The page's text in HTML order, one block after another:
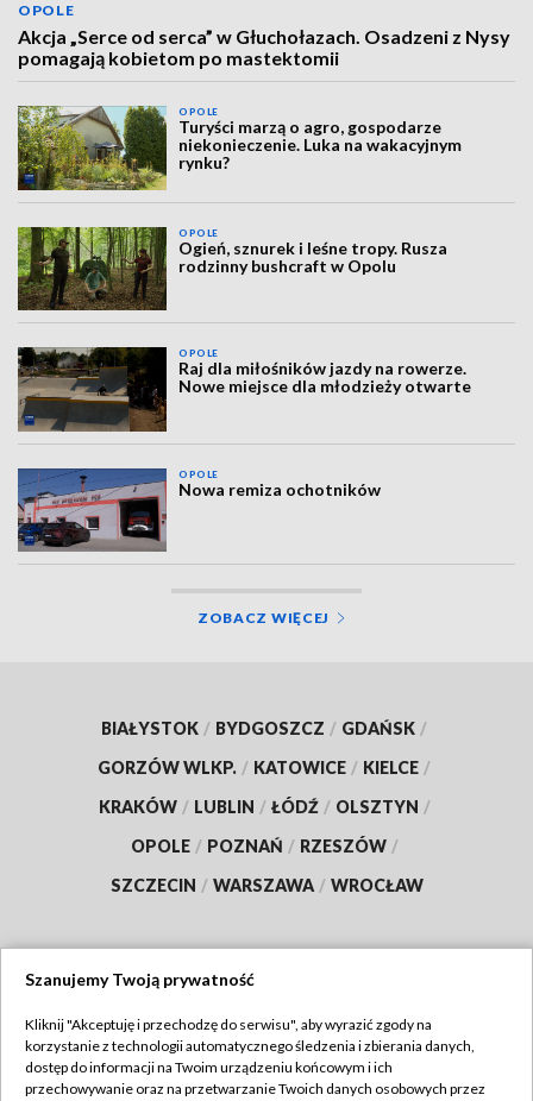
OPOLE
Akcja „Serce od serca” w Głuchołazach. Osadzeni z Nysy
pomagają kobietom po mastektomii
OPOLE
Turyści marzą o agro, gospodarze
niekonieczenie. Luka na wakacyjnym
rynku?
OPOLE
Ogień, sznurek i leśne tropy. Rusza
rodzinny bushcraft w Opolu
OPOLE
Raj dla miłośników jazdy na rowerze.
Nowe miejsce dla młodzieży otwarte
OPOLE
Nowa remiza ochotników
ZOBACZ WIĘCEJ
BIAŁYSTOK / BYDGOSZCZ / GDAŃSK /
GORZÓW WLKP. / KATOWICE / KIELCE /
KRAKÓW / LUBLIN / ŁÓDŹ / OLSZTYN /
OPOLE / POZNAŃ / RZESZÓW /
SZCZECIN / WARSZAWA / WROCŁAW
TVP
Abonament TVP
Regulamin TVP
Szanujemy Twoją prywatność
Kliknij "Akceptuję i przechodzę do serwisu", aby wyrazić zgody na
korzystanie z technologii automatycznego śledzenia i zbierania danych,
dostęp do informacji na Twoim urządzeniu końcowym i ich
przechowywanie oraz na przetwarzanie Twoich danych osobowych przez